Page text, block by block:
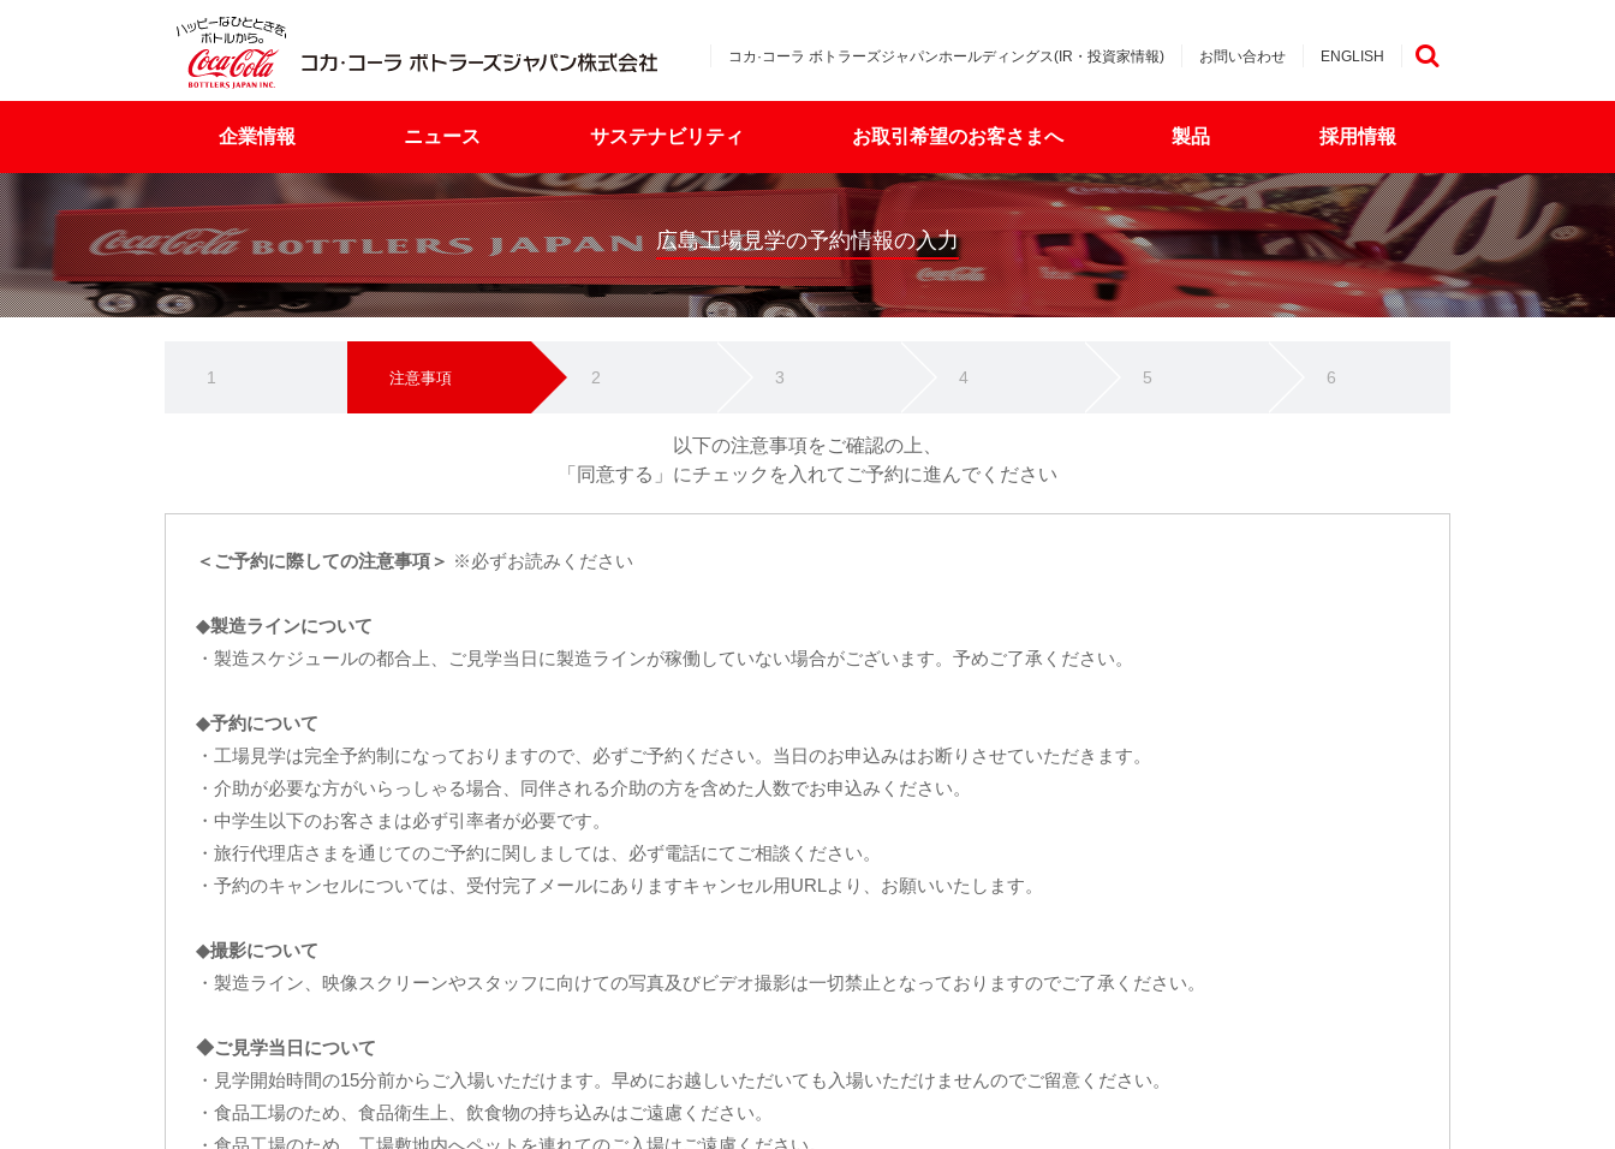
コカ·コーラ ボトラーズジャパンホールディングス(IR・投資家情報) お問い合わせ ENGLISH
企業情報 ニュース サステナビリティ お取引希望のお客さまへ 製品 採用情報
広島工場見学の予約情報の入力
1 注意事項 2 3 4 5 6
以下の注意事項をご確認の上、
「同意する」にチェックを入れてご予約に進んでください
＜ご予約に際しての注意事項＞ ※必ずお読みください
◆製造ラインについて
・製造スケジュールの都合上、ご見学当日に製造ラインが稼働していない場合がございます。予めご了承ください。
◆予約について
・工場見学は完全予約制になっておりますので、必ずご予約ください。当日のお申込みはお断りさせていただきます。
・介助が必要な方がいらっしゃる場合、同伴される介助の方を含めた人数でお申込みください。
・中学生以下のお客さまは必ず引率者が必要です。
・旅行代理店さまを通じてのご予約に関しましては、必ず電話にてご相談ください。
・予約のキャンセルについては、受付完了メールにありますキャンセル用URLより、お願いいたします。
◆撮影について
・製造ライン、映像スクリーンやスタッフに向けての写真及びビデオ撮影は一切禁止となっておりますのでご了承ください。
◆ご見学当日について
・見学開始時間の15分前からご入場いただけます。早めにお越しいただいても入場いただけませんのでご留意ください。
・食品工場のため、食品衛生上、飲食物の持ち込みはご遠慮ください。
・食品工場のため、工場敷地内へペットを連れてのご入場はご遠慮ください。